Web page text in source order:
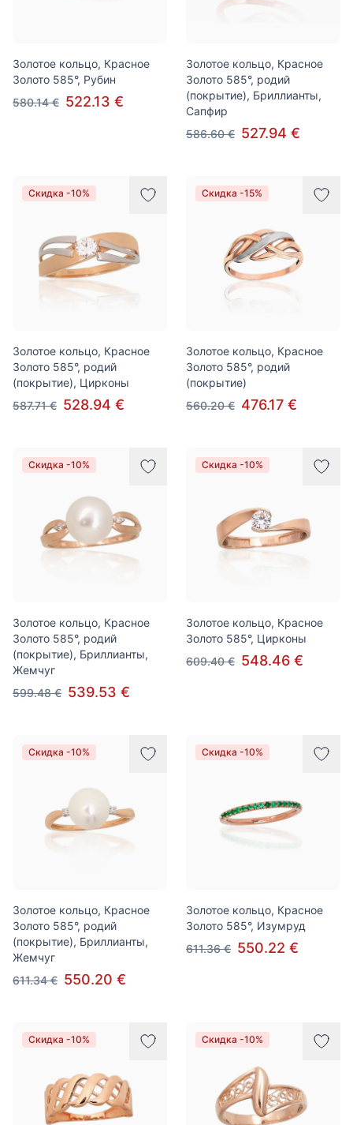
Золотое кольцо, Красное
Золото 585°, Рубин
580.14 € 522.13 €
Золотое кольцо, Красное
Золото 585°, родий
(покрытие), Бриллианты,
Сапфир
586.60 € 527.94 €
Скидка -10%
Золотое кольцо, Красное
Золото 585°, родий
(покрытие), Цирконы
587.71 € 528.94 €
Скидка -15%
Золотое кольцо, Красное
Золото 585°, родий
(покрытие)
560.20 € 476.17 €
Скидка -10%
Золотое кольцо, Красное
Золото 585°, родий
(покрытие), Бриллианты,
Жемчуг
599.48 € 539.53 €
Скидка -10%
Золотое кольцо, Красное
Золото 585°, Цирконы
609.40 € 548.46 €
Скидка -10%
Золотое кольцо, Красное
Золото 585°, родий
(покрытие), Бриллианты,
Жемчуг
611.34 € 550.20 €
Скидка -10%
Золотое кольцо, Красное
Золото 585°, Изумруд
611.36 € 550.22 €
Скидка -10% Скидка -10%